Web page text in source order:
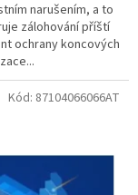
narušením, a to
zálohování příští
ochrany koncových
Kód: 87104066066AT